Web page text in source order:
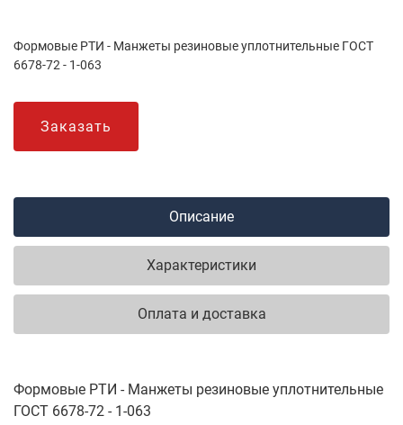
Формовые РТИ - Манжеты резиновые уплотнительные ГОСТ
6678-72 - 1-063
Заказать
Описание
Характеристики
Оплата и доставка
Формовые РТИ - Манжеты резиновые уплотнительные
ГОСТ 6678-72 - 1-063